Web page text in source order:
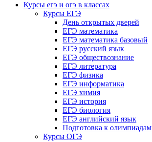
Курсы егэ и огэ в классах
Курсы ЕГЭ
День открытых дверей
ЕГЭ математика
ЕГЭ математика базовый
ЕГЭ русский язык
ЕГЭ обществознание
ЕГЭ литература
ЕГЭ физика
ЕГЭ информатика
ЕГЭ химия
ЕГЭ история
ЕГЭ биология
ЕГЭ английский язык
Подготовка к олимпиадам
Курсы ОГЭ